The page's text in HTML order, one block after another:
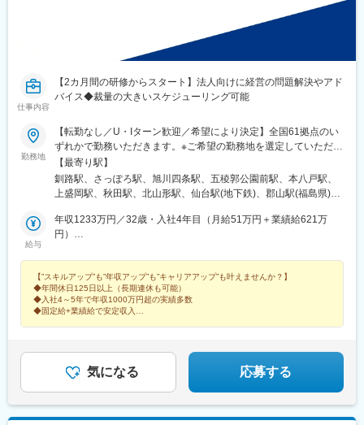
仕事内容
【2カ月間の研修からスタート】法人向けに経営の問題解決やアド
バイス◆裁量の大きいスケジューリング可能
勤務地
【転勤なし／U・Iターン歓迎／希望により決定】全国61拠点のい
ずれかで勤務いただきます。※ご希望の勤務地を選定していただけ
ます。※現住所と希望勤務地が異なる場合、面接は現住所の近くで
行うことも可能です。★受動喫煙対策：敷地内喫煙可能場所あり
（勤務先に応じて変動の可能性あり）
【最寄り駅】
釧路駅、さっぽろ駅、旭川四条駅、五稜郭公園前駅、本八戸駅、
上盛岡駅、秋田駅、北山形駅、仙台駅(地下鉄)、郡山駅(福島県)、
水戸駅、つくば駅、東武宇都宮駅、前橋駅、大宮駅(埼玉県)、海浜
幕張駅、甲府駅、松本駅、新潟駅、インテック本社前駅、北鉄金
駅、草津駅(滋賀県)、丹波口駅、三宮駅(神戸新交通)、姫路駅、新
大宮駅、和歌山駅、東中央町駅、紙屋町東駅、徳山駅、鳥取駅、
松江駅、片原町駅(香川県)、蓮池町通駅、阿波富田駅、市役所前駅
(愛媛県)、赤坂駅(福岡県)、平和通駅、西鉄久留米駅、佐賀駅、桜
駅(沖縄県)、札幌駅、中央病院前駅、あおば通駅、六本木一丁目
駅、京王八王子駅、金手駅、西松本駅、富山駅北駅、仁愛女子高
校駅、上前津駅、新静岡駅、新浜松駅、札木駅、大阪駅、天王寺
給与
年収1233万円／32歳・入社4年目（月給51万円＋業績給621万
円）
【”スキルアップ”も”年収アップ”も”キャリアアップ”も叶えませんか？】
◆年間休日125日以上（長期連休も可能）
◆入社4～5年で年収1000万円超の実績多数
◆固定給+業績給で安定収入
気になる 応募する